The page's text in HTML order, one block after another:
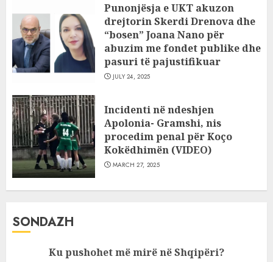
Punonjësja e UKT akuzon
drejtorin Skerdi Drenova dhe
“bosen” Joana Nano për
abuzim me fondet publike dhe
pasuri të pajustifikuar
JULY 24, 2025
Incidenti në ndeshjen
Apolonia- Gramshi, nis
procedim penal për Koço
Kokëdhimën (VIDEO)
MARCH 27, 2025
SONDAZH
Ku pushohet më mirë në Shqipëri?